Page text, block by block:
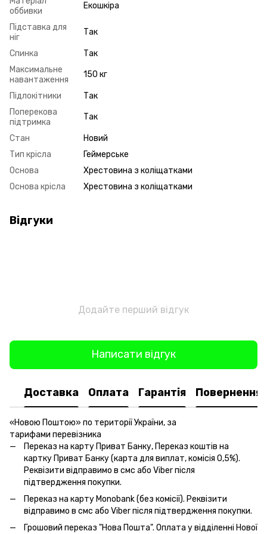
оббивки
Екошкіра
Підставка для
ніг
Так
Спинка
Так
Максимальне
навантаження
150 кг
Підлокітники
Так
Поперекова
підтримка
Так
Стан
Новий
Тип крісла
Геймерське
Основа
Хрестовина з коліщатками
Основа крісла
Хрестовина з коліщатками
Відгуки
Додайте перший відгук
Написати відгук
Доставка Оплата Гарантія Повернення
«Новою Поштою» по території України, за
тарифами перевізника
Переказ на карту Приват Банку, Переказ коштів на
картку Приват Банку (карта для виплат, комісія 0,5%).
Реквізити відправимо в смс або Viber після
підтвердження покупки.
Переказ на карту Monobank (без комісії). Реквізити
відправимо в смс або Viber після підтвердження покупки.
Грошовий переказ "Нова Пошта". Оплата у відділенні Нової